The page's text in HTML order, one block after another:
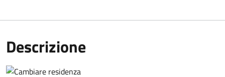
Descrizione